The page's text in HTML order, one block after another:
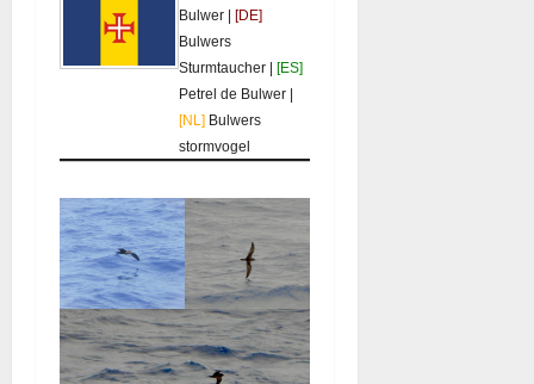
Bulwer | [DE]
Bulwers
Sturmtaucher | [ES]
Petrel de Bulwer |
[NL] Bulwers
stormvogel